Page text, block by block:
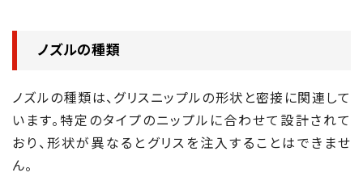
ノズルの種類
ノズルの種類は、グリスニップルの形状と密接に関連して
います。特定のタイプのニップルに合わせて設計されて
おり、形状が異なるとグリスを注入することはできませ
ん。